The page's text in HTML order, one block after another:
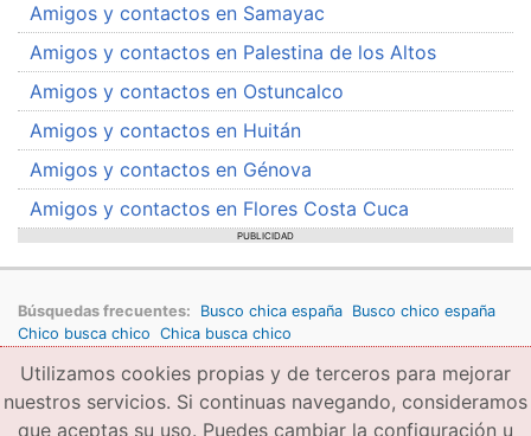
Amigos y contactos en Samayac
Amigos y contactos en Palestina de los Altos
Amigos y contactos en Ostuncalco
Amigos y contactos en Huitán
Amigos y contactos en Génova
Amigos y contactos en Flores Costa Cuca
PUBLICIDAD
Búsquedas frecuentes: Busco chica españa Busco chico españa
Chico busca chico Chica busca chico
Copyright © 2026 amigae.com Condiciones generales de uso
Política de privacidad
Copyright
Utilizamos cookies propias y de terceros para mejorar
nuestros servicios. Si continuas navegando, consideramos
que aceptas su uso. Puedes cambiar la configuración u